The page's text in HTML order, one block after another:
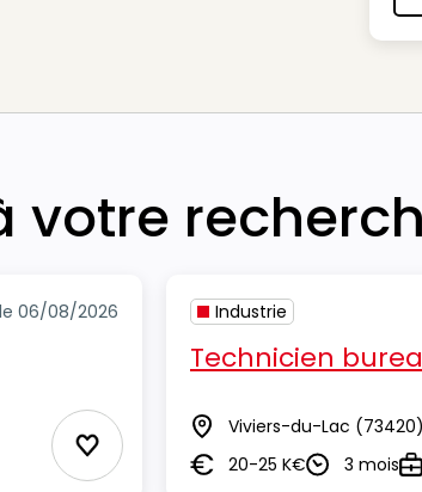
votre
06/08/2026
Ajouter aux Favoris
Industrie
Technicien
Lieu Viviers-du-Lac (73420)
Salaire20-25 K€Durée3 mois